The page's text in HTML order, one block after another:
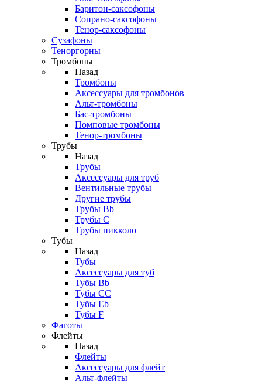
Баритон-саксофоны
Сопрано-саксофоны
Тенор-саксофоны
Сузафоны
Теноргорны
Тромбоны
Назад
Тромбоны
Аксессуары для тромбонов
Альт-тромбоны
Бас-тромбоны
Помповые тромбоны
Тенор-тромбоны
Трубы
Назад
Трубы
Аксессуары для труб
Вентильные трубы
Другие трубы
Трубы Bb
Трубы C
Трубы пикколо
Тубы
Назад
Тубы
Аксессуары для туб
Тубы Bb
Тубы CC
Тубы Eb
Тубы F
Фаготы
Флейты
Назад
Флейты
Аксессуары для флейт
Альт-флейты